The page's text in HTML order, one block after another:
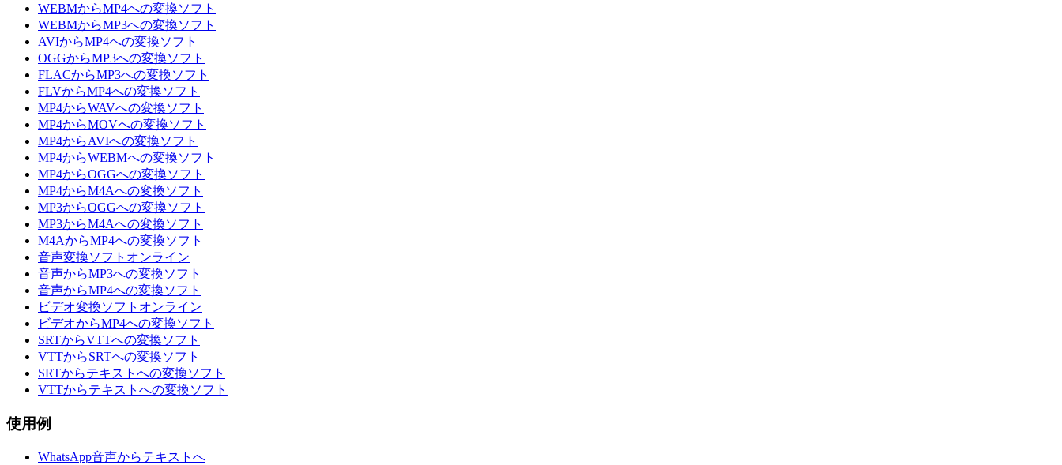
WEBMからMP4への変換ソフト
WEBMからMP3への変換ソフト
AVIからMP4への変換ソフト
OGGからMP3への変換ソフト
FLACからMP3への変換ソフト
FLVからMP4への変換ソフト
MP4からWAVへの変換ソフト
MP4からMOVへの変換ソフト
MP4からAVIへの変換ソフト
MP4からWEBMへの変換ソフト
MP4からOGGへの変換ソフト
MP4からM4Aへの変換ソフト
MP3からOGGへの変換ソフト
MP3からM4Aへの変換ソフト
M4AからMP4への変換ソフト
音声変換ソフトオンライン
音声からMP3への変換ソフト
音声からMP4への変換ソフト
ビデオ変換ソフトオンライン
ビデオからMP4への変換ソフト
SRTからVTTへの変換ソフト
VTTからSRTへの変換ソフト
SRTからテキストへの変換ソフト
VTTからテキストへの変換ソフト
使用例
WhatsApp音声からテキストへ